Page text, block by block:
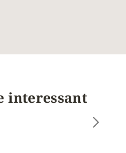
interessant